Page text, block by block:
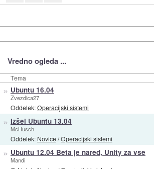
Vredno ogleda ...
Tema
» Ubuntu 16.04
Zvezdica27
Oddelek:Operacijski sistemi
» Izšel Ubuntu 13.04
McHusch
Oddelek: Novice/Operacijski sistemi
» Ubuntu 12.04 Beta je nared, Unity za vse
Mandi